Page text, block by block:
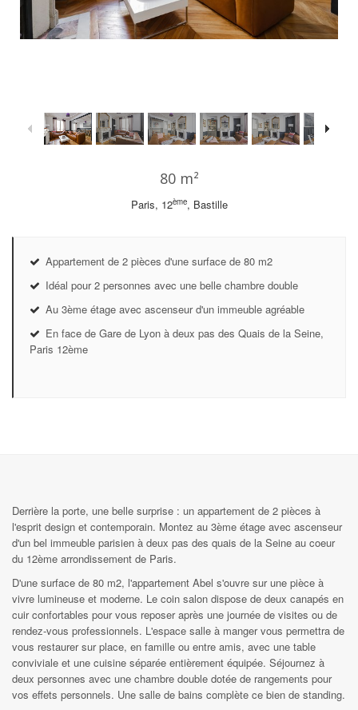
80 m²
Paris, 12ème, Bastille
Appartement de 2 pièces d'une surface de 80 m2
Idéal pour 2 personnes avec une belle chambre double
Au 3ème étage avec ascenseur d'un immeuble agréable
En face de Gare de Lyon à deux pas des Quais de la Seine,
Paris 12ème
Derrière la porte, une belle surprise : un appartement de 2 pièces à
l'esprit design et contemporain. Montez au 3ème étage avec ascenseur
d'un bel immeuble parisien à deux pas des quais de la Seine au coeur
du 12ème arrondissement de Paris.
D'une surface de 80 m2, l'appartement Abel s'ouvre sur une pièce à
vivre lumineuse et moderne. Le coin salon dispose de deux canapés en
cuir confortables pour vous reposer après une journée de visites ou de
rendez-vous professionnels. L'espace salle à manger vous permettra de
vous restaurer sur place, en famille ou entre amis, avec une table
conviviale et une cuisine séparée entièrement équipée. Séjournez à
deux personnes avec une chambre double dotée de rangements pour
vos effets personnels. Une salle de bains complète ce bien de standing.